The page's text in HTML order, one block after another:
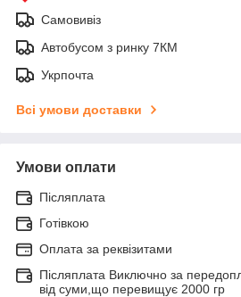
Самовивіз
Автобусом з ринку 7КМ
Укрпочта
Всі умови доставки
Умови оплати
Післяплата
Готівкою
Оплата за реквізитами
Післяплата Виключно за
від суми,що перевищує 2000 гр